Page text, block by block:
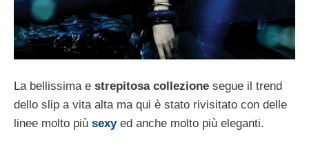
La bellissima e strepitosa collezione segue il trend
dello slip a vita alta ma qui è stato rivisitato con delle
linee molto più sexyed anche molto più eleganti.